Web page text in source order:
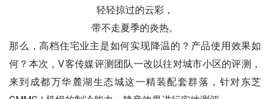
轻轻掠过的云彩，
带不走夏季的炎热。
那么，高档住宅业主是如何实现降温的？产品使用效果如
何？本次，V客传媒评测团队一改以往对城市小区的评测，
来到成都万华麓湖生态城这一精装配套群落，针对东芝